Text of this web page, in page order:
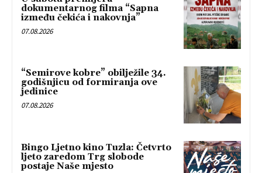
dokumentarnog filma “Sapna
između čekića i nakovnja”
07.08.2026
“Semirove kobre” obilježile 34.
godišnjicu od formiranja ove
jedinice
07.08.2026
Bingo Ljetno kino Tuzla: Četvrto
ljeto zaredom Trg slobode
postaje Naše mjesto